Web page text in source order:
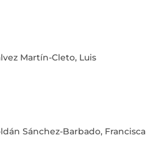
Martín-Cleto, Luis
Sánchez-Barbado, Francisca